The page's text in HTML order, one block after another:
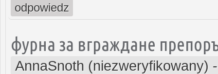
odpowiedz
фурна за вграждане
AnnaSnoth (niezweryfikowany)